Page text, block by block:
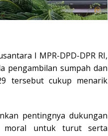
I MPR-DPD-DPR RI,
pengambilan sumpah dan
tersebut cukup menarik
pentingnya dukungan
moral untuk turut serta